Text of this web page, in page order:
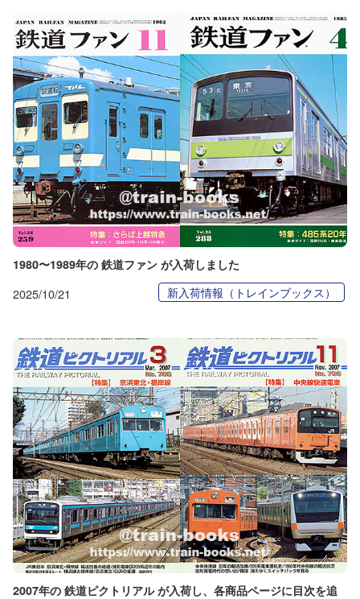
1980〜1989年の 鉄道ファン が入荷しました
2025/10/21 新入荷情報（トレインブックス）
2007年の 鉄道ピクトリアル が入荷し、各商品ページに目次を追